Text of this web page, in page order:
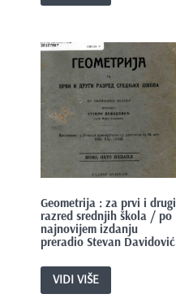
Geometrija : za prvi i drugi
razred srednjih škola / po
najnovijem izdanju
preradio Stevan Davidović
VIDI VIŠE